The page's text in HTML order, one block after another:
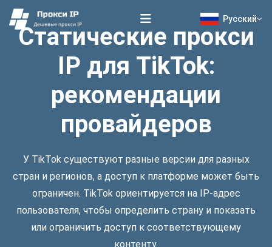
Русский
Статические прокси
IP для TikTok:
рекомендации
провайдеров
У TikTok существуют разные версии для разных
стран и регионов, а доступ к платформе может быть
ограничен. TikTok ориентируется на IP-адрес
пользователя, чтобы определить страну и показать
или ограничить доступ к соответствующему
контенту.